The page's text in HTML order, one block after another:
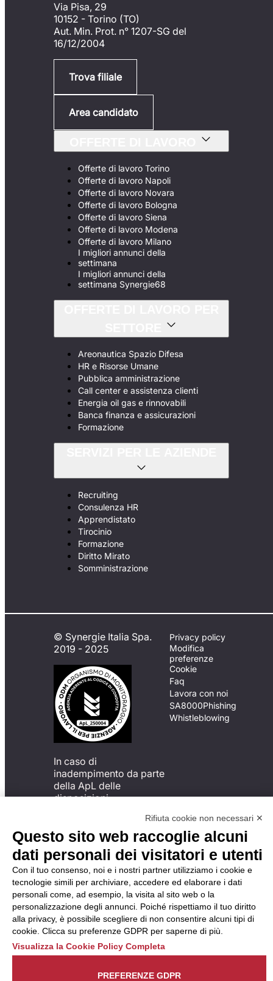
Via Pisa, 29
10152 - Torino (TO)
Aut. Min. Prot. n° 1207-SG del
16/12/2004
Trova filiale
Area candidato
Offerte di lavoro Torino
Offerte di lavoro Napoli
Offerte di lavoro Novara
Offerte di lavoro Bologna
Offerte di lavoro Siena
Offerte di lavoro Modena
Offerte di lavoro Milano
I migliori annunci della
settimana
I migliori annunci della
settimana Synergie68
Areonautica Spazio Difesa
HR e Risorse Umane
Pubblica amministrazione
Call center e assistenza clienti
Energia oil gas e rinnovabili
Banca finanza e assicurazioni
Formazione
Recruiting
Consulenza HR
Apprendistato
Tirocinio
Formazione
Diritto Mirato
Somministrazione
© Synergie Italia Spa.
2019 - 2025
In caso di
inadempimento da parte
della ApL delle
disposizioni
possibile presentare un
reclamo
all’Organismo di
Monitoraggio utilizzando
una delle modalità
descritte al seguente
indirizzo web
https://odm-
agenzielavoro.it/reclami/.
Privacy policy
Modifica
preferenze
Cookie
Faq
Lavora con noi
SA8000Phishing
Whistleblowing
Rifiuta cookie non necessari ✕
Questo sito web raccoglie alcuni
dati personali dei visitatori e utenti
Con il tuo consenso, noi e i nostri partner utilizziamo i cookie e
tecnologie simili per archiviare, accedere ed elaborare i dati
personali come, ad esempio, la visita al sito web o la
personalizzazione degli annunci. Poiché rispettiamo il tuo diritto
alla privacy, è possibile scegliere di non consentire alcuni tipi di
cookie. Clicca su preferenze GDPR per saperne di più.
Visualizza la Cookie Policy Completa
PREFERENZE GDPR